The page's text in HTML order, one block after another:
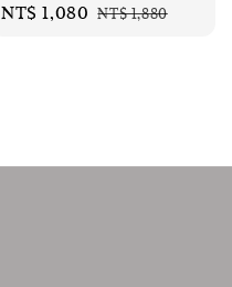
Sale
NT$ 1,080 Regular
NT$ 1,880